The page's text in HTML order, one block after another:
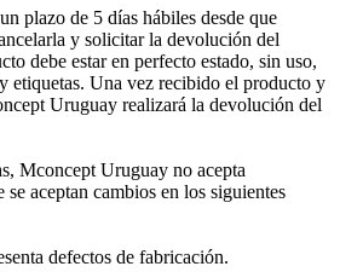
plazo de 5 días hábiles desde que
y solicitar la devolución del
debe estar en perfecto estado, sin uso,
etiquetas. Una vez recibido el producto y
Uruguay realizará la devolución del
Mconcept Uruguay no acepta
aceptan cambios en los siguientes
defectos de fabricación.